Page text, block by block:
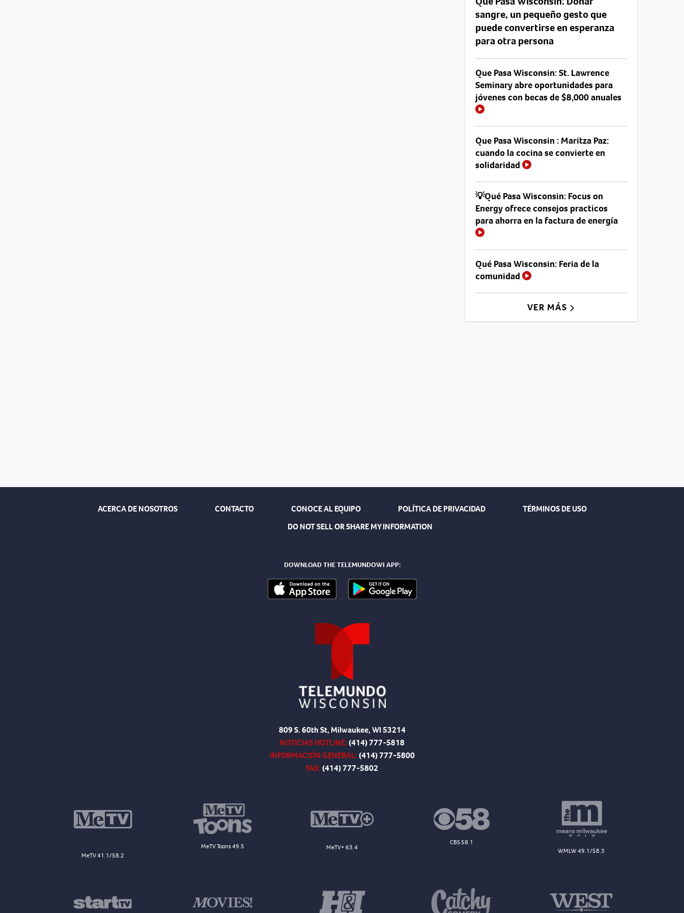
sangre, un pequeño gesto que
puede convertirse en esperanza
para otra persona
Que Pasa Wisconsin: St. Lawrence
Seminary abre oportunidades para
jóvenes con becas de $8,000 anuales
Que Pasa Wisconsin : Maritza Paz:
cuando la cocina se convierte en
solidaridad
💡Qué Pasa Wisconsin: Focus on
Energy ofrece consejos practicos
para ahorra en la factura de energía
Qué Pasa Wisconsin: Feria de la
comunidad
VER MÁS
ACERCA DE NOSOTROS CONTACTO CONOCE AL EQUIPO POLÍTICA DE PRIVACIDAD
TÉRMINOS DE USO
DO NOT SELL OR SHARE MY INFORMATION
DOWNLOAD THE TELEMUNDOWI APP:
809 S. 60th St, Milwaukee, WI 53214
NOTICIAS HOTLINE:(414) 777-5818
INFORMACIÓN GENERAL:(414) 777-5800
FAX:(414) 777-5802
MeTV 41.1/58.2
MeTV Toons 49.5 MeTV+ 63.4
CBS 58.1
WMLW 49.1/58.3